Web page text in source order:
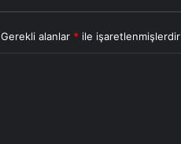
Gerekli alanlar * ile işaretlenmişlerdir